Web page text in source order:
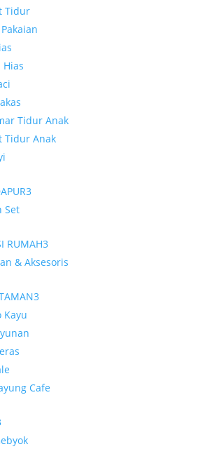
Tidur
Hias
Tidur Anak
Tidur Anak
3
Set
RUMAH3
& Aksesoris
3
Kayu
Cafe